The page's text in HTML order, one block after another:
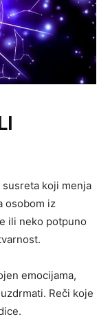
koji menja
osobom iz
ili neko potpuno
emocijama,
Reči koje